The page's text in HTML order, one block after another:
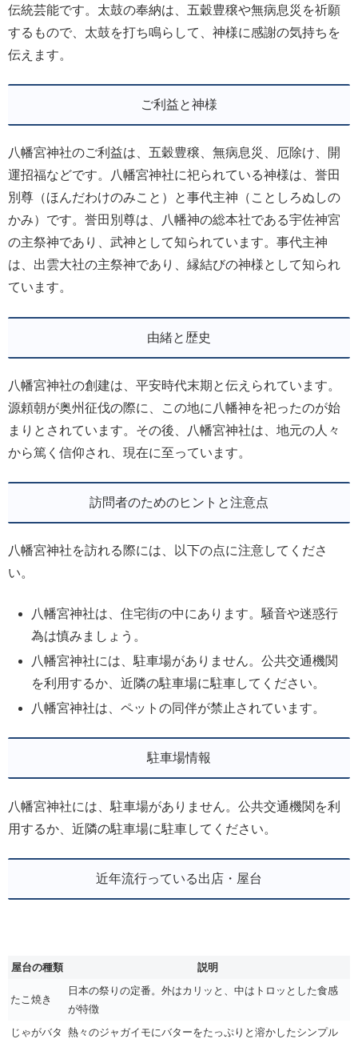
伝統芸能です。太鼓の奉納は、五穀豊穣や無病息災を祈願
するもので、太鼓を打ち鳴らして、神様に感謝の気持ちを
伝えます。
ご利益と神様
八幡宮神社のご利益は、五穀豊穣、無病息災、厄除け、開
運招福などです。八幡宮神社に祀られている神様は、誉田
別尊（ほんだわけのみこと）と事代主神（ことしろぬしの
かみ）です。誉田別尊は、八幡神の総本社である宇佐神宮
の主祭神であり、武神として知られています。事代主神
は、出雲大社の主祭神であり、縁結びの神様として知られ
ています。
由緒と歴史
八幡宮神社の創建は、平安時代末期と伝えられています。
源頼朝が奥州征伐の際に、この地に八幡神を祀ったのが始
まりとされています。その後、八幡宮神社は、地元の人々
から篤く信仰され、現在に至っています。
訪問者のためのヒントと注意点
八幡宮神社を訪れる際には、以下の点に注意してくださ
い。
八幡宮神社は、住宅街の中にあります。騒音や迷惑行
為は慎みましょう。
八幡宮神社には、駐車場がありません。公共交通機関
を利用するか、近隣の駐車場に駐車してください。
八幡宮神社は、ペットの同伴が禁止されています。
駐車場情報
八幡宮神社には、駐車場がありません。公共交通機関を利
用するか、近隣の駐車場に駐車してください。
近年流行っている出店・屋台
屋台の種類 説明
たこ焼き
日本の祭りの定番。外はカリッと、中はトロッとした食感
が特徴
じゃがバタ 熱々のジャガイモにバターをたっぷりと溶かしたシンプル